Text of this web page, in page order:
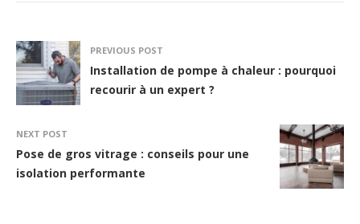
PREVIOUS POST
Installation de pompe à chaleur : pourquoi
recourir à un expert ?
NEXT POST
Pose de gros vitrage : conseils pour une
isolation performante